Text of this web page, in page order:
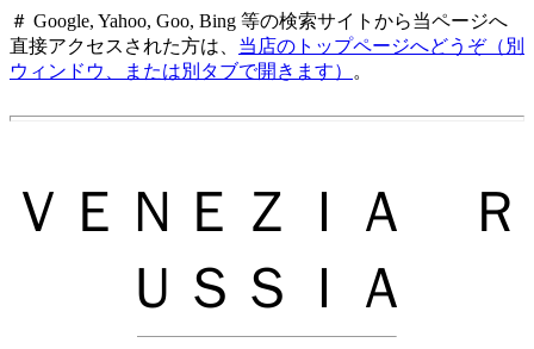
＃ Google, Yahoo, Goo, Bing 等の検索サイトから当ページへ
直接アクセスされた方は、 当店のトップページへどうぞ（別
ウィンドウ、または別タブで開きます）
。
ＶＥＮＥＺＩＡ Ｒ
ＵＳＳＩＡ